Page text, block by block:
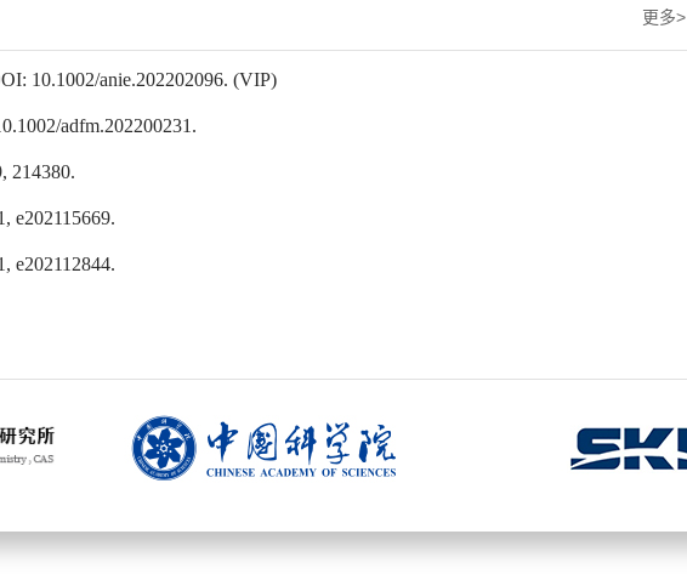
更多>
10.1002/anie.202202096. (VIP)
adfm.202200231.
214380.
e202115669.
e202112844.